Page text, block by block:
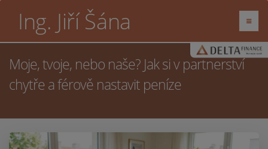
Ing. Jiří Šána
Moje, tvoje, nebo naše? Jak si v partnerství
chytře a férově nastavit peníze